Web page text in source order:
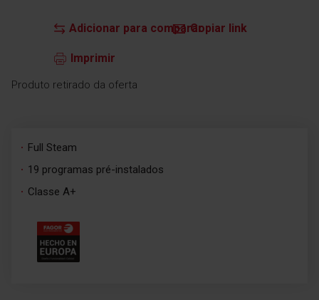
Adicionar para compararCopiar link
Imprimir
Produto retirado da oferta
Full Steam
19 programas pré-instalados
Classe A+